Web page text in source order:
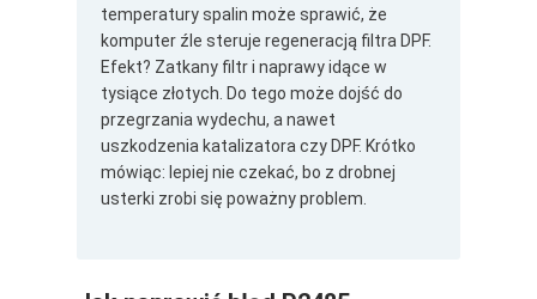
temperatury spalin może sprawić, że
komputer źle steruje regeneracją filtra DPF.
Efekt? Zatkany filtr i naprawy idące w
tysiące złotych. Do tego może dojść do
przegrzania wydechu, a nawet
uszkodzenia katalizatora czy DPF. Krótko
mówiąc: lepiej nie czekać, bo z drobnej
usterki zrobi się poważny problem.